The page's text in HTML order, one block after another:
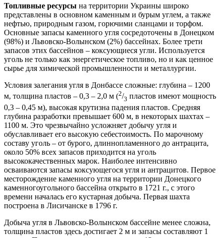
Топливные ресурсы на территории Украины широко
представлены в основном каменным и бурым углем, а также
нефтью, природным газом, горючими сланцами и торфом.
Основные запасы каменного угля сосредоточены в Донецком
(98%) и Львовско-Волынском (2%) бассейнах. Более трети
запасов этих бассейнов – коксующиеся угли. Используется
уголь не только как энергетическое топливо, но и как ценное
сырье для химической промышленности и металлургии.
Условия залегания угля в Донбассе сложные: глубина – 1200
м, толщина пластов – 0,3 – 2,0 м (2/3 пластов имеют мощность
0,3 – 0,45 м), высокая крутизна падения пластов. Средняя
глубина разработки превышает 600 м, в некоторых шахтах –
1100 м. Это чрезвычайно усложняет добычу угля и
обуславливает его высокую себестоимость. По марочному
составу уголь – от бурого, длиннопламенного до антрацита,
около 50% всех запасов приходится на уголь
высококачественных марок. Наиболее интенсивно
осваиваются запасы коксующегося угля и антрацитов. Первое
месторождение каменного угля на территории Донецкого
каменногоугольного бассейна открыто в 1721 г., с этого
времени началась его кустарная добыча. Первая шахта
построена в Лисичанске в 1796 г.
Добыча угля в Львовско-Волынском бассейне менее сложна,
толщина пластов здесь достигает 2 м и запасы составляют 1